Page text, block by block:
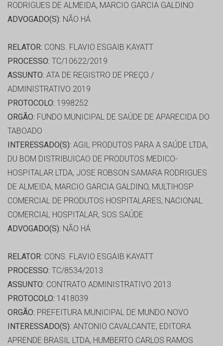
RODRIGUES DE ALMEIDA, MARCIO GARCIA GALDINO
ADVOGADO(S): NÃO HÁ
RELATOR: CONS. FLAVIO ESGAIB KAYATT
PROCESSO: TC/10622/2019
ASSUNTO: ATA DE REGISTRO DE PREÇO /
ADMINISTRATIVO 2019
PROTOCOLO: 1998252
ORGÃO: FUNDO MUNICIPAL DE SAÚDE DE APARECIDA DO
TABOADO
INTERESSADO(S): AGIL PRODUTOS PARA A SAÚDE LTDA,
DU BOM DISTRIBUICAO DE PRODUTOS MEDICO-
HOSPITALAR LTDA, JOSE ROBSON SAMARA RODRIGUES
DE ALMEIDA, MARCIO GARCIA GALDINO, MULTIHOSP
COMERCIAL DE PRODUTOS HOSPITALARES, NACIONAL
COMERCIAL HOSPITALAR, SOS SAÚDE
ADVOGADO(S): NÃO HÁ
RELATOR: CONS. FLAVIO ESGAIB KAYATT
PROCESSO: TC/8534/2013
ASSUNTO: CONTRATO ADMINISTRATIVO 2013
PROTOCOLO: 1418039
ORGÃO: PREFEITURA MUNICIPAL DE MUNDO NOVO
INTERESSADO(S): ANTONIO CAVALCANTE, EDITORA
APRENDE BRASIL LTDA, HUMBERTO CARLOS RAMOS